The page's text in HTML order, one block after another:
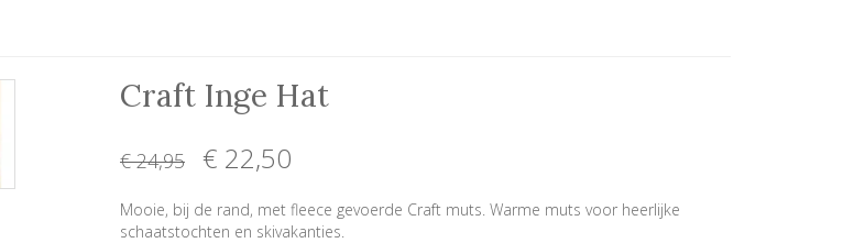
Craft Inge Hat
€ 24,95 € 22,50
Mooie, bij de rand, met fleece gevoerde Craft muts. Warme muts voor heerlijke
schaatstochten en skivakanties.